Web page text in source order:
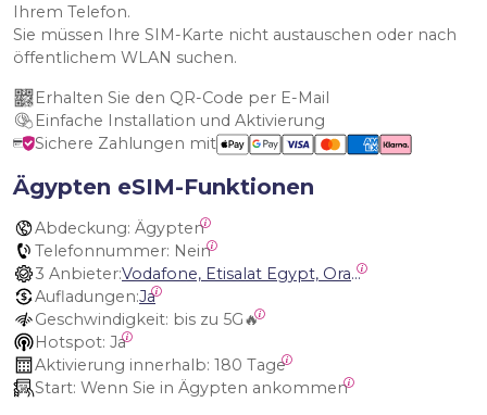
Ihrem Telefon.
Sie müssen Ihre SIM-Karte nicht austauschen oder nach
öffentlichem WLAN suchen.
Erhalten Sie den QR-Code per E-Mail
Einfache Installation und Aktivierung
Sichere Zahlungen mit
Ägypten eSIM-Funktionen
Abdeckung: Ägypten
Telefonnummer: Nein
3 Anbieter:
Vodafone, Etisalat Egypt, Orange Egypt
Aufladungen:Ja
Geschwindigkeit: bis zu 5G🔥
Hotspot: Ja
Aktivierung innerhalb: 180 Tage
Start: Wenn Sie in Ägypten ankommen